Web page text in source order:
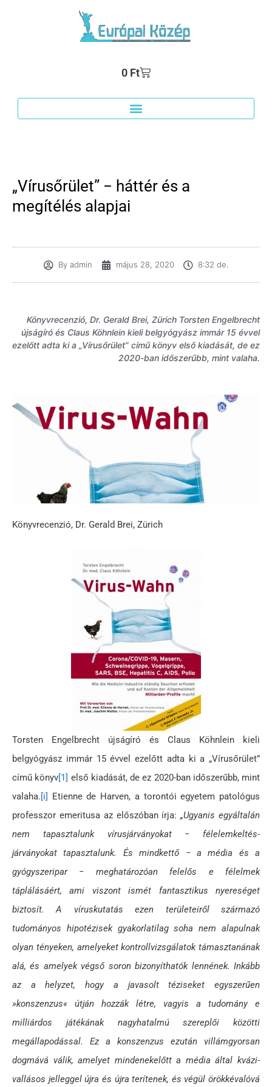
0 Ft
„Vírusőrület” − háttér és a
megítélés alapjai
By admin május 28, 2020 8:32 de.
Könyvrecenzió, Dr. Gerald Brei, Zürich Torsten Engelbrecht
újságíró és Claus Köhnlein kieli belgyógyász immár 15 évvel
ezelőtt adta ki a „Vírusőrület” című könyv első kiadását, de ez
2020-ban időszerűbb, mint valaha.
Könyvrecenzió, Dr. Gerald Brei, Zürich
Torsten Engelbrecht újságíró és Claus Köhnlein kieli
belgyógyász immár 15 évvel ezelőtt adta ki a „Vírusőrület”
című könyv[1] első kiadását, de ez 2020-ban időszerűbb, mint
valaha.[i] Etienne de Harven, a torontói egyetem patológus
professzor emeritusa az előszóban írja:„Ugyanis egyáltalán
nem tapasztalunk vírusjárványokat − félelemkeltés-
járványokat tapasztalunk. És mindkettő − a média és a
gyógyszeripar − meghatározóan felelős e félelmek
táplálásáért, ami viszont ismét fantasztikus nyereséget
biztosít. A víruskutatás ezen területeiről származó
tudományos hipotézisek gyakorlatilag soha nem alapulnak
olyan tényeken, amelyeket kontrollvizsgálatok támasztanának
alá, és amelyek végső soron bizonyíthatók lennének. Inkább
az a helyzet, hogy a javasolt téziseket egyszerűen
»konszenzus« útján hozzák létre, vagyis a tudomány e
milliárdos játékának nagyhatalmú szereplői közötti
megállapodással. Ez a konszenzus ezután villámgyorsan
dogmává válik, amelyet mindenekelőtt a média által kvázi-
vallásos jelleggel újra és újra terítenek, és végül örökkévalóvá